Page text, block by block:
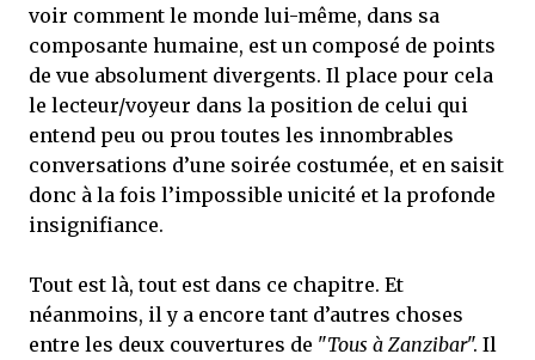
voir comment le monde lui-même, dans sa
composante humaine, est un composé de points
de vue absolument divergents. Il place pour cela
le lecteur/voyeur dans la position de celui qui
entend peu ou prou toutes les innombrables
conversations d’une soirée costumée, et en saisit
donc à la fois l’impossible unicité et la profonde
insignifiance.
Tout est là, tout est dans ce chapitre. Et
néanmoins, il y a encore tant d’autres choses
entre les deux couvertures de "Tous à Zanzibar". Il